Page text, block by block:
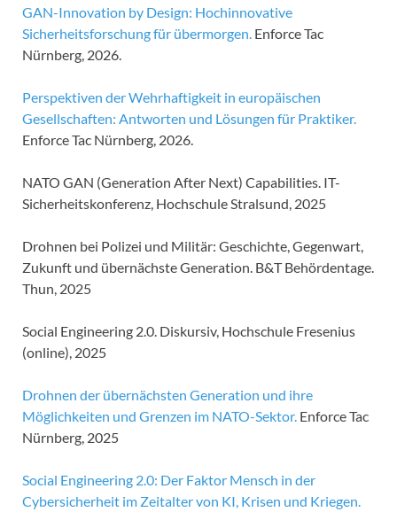
GAN-Innovation by Design: Hochinnovative
Sicherheitsforschung für übermorgen. Enforce Tac
Nürnberg, 2026.
Perspektiven der Wehrhaftigkeit in europäischen
Gesellschaften: Antworten und Lösungen für Praktiker.
Enforce Tac Nürnberg, 2026.
NATO GAN (Generation After Next) Capabilities. IT-
Sicherheitskonferenz, Hochschule Stralsund, 2025
Drohnen bei Polizei und Militär: Geschichte, Gegenwart,
Zukunft und übernächste Generation. B&T Behördentage.
Thun, 2025
Social Engineering 2.0. Diskursiv, Hochschule Fresenius
(online), 2025
Drohnen der übernächsten Generation und ihre
Möglichkeiten und Grenzen im NATO-Sektor. Enforce Tac
Nürnberg, 2025
Social Engineering 2.0: Der Faktor Mensch in der
Cybersicherheit im Zeitalter von KI, Krisen und Kriegen.